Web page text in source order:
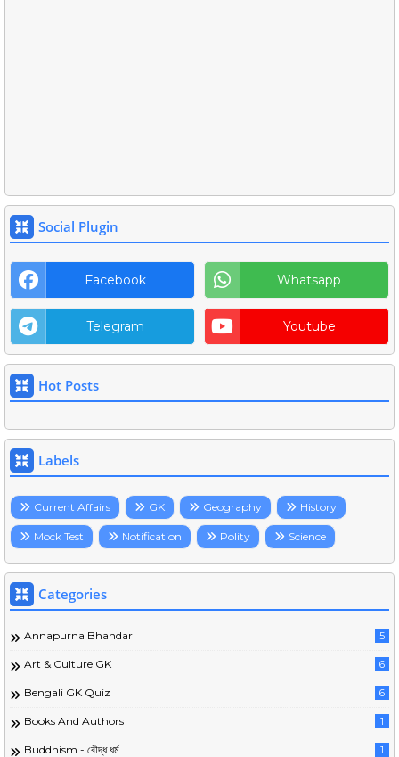
Social Plugin
Facebook Whatsapp
Telegram Youtube
Hot Posts
Labels
Current Affairs GK Geography History
Mock Test Notification Polity Science
Categories
Annapurna Bhandar 5
Art & Culture GK 6
Bengali GK Quiz 6
Books And Authors 1
Buddhism - বৌদ্ধ ধর্ম 1